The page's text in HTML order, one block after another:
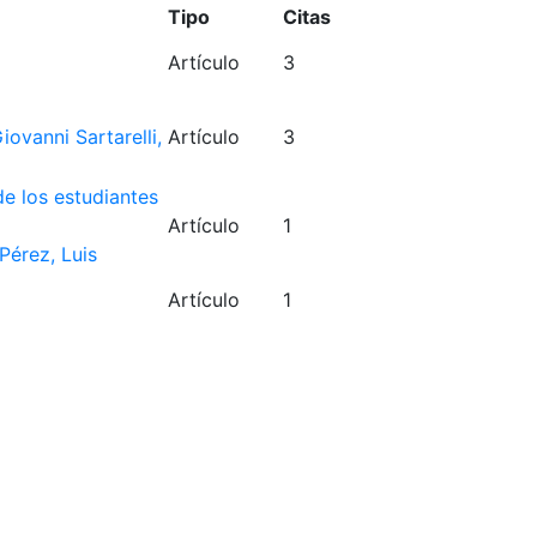
Tipo
Citas
Artículo
3
Sartarelli, Artículo 3
los estudiantes
Pérez, Luis
Artículo 1
Artículo 1